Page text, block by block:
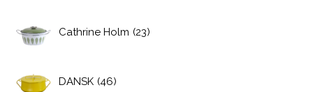
Cathrine Holm (23)
DANSK (46)